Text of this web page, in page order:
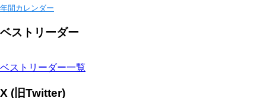
年間カレンダー
ベストリーダー
ベストリーダー一覧
X (旧Twitter)